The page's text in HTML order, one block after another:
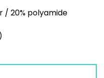
/ 20% polyamide